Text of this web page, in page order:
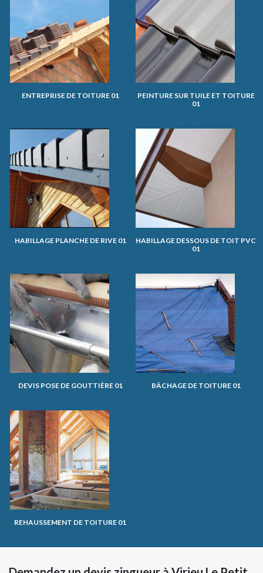
ENTREPRISE DE TOITURE 01
PEINTURE SUR TUILE ET TOITURE
01
HABILLAGE PLANCHE DE RIVE 01
HABILLAGE DESSOUS DE TOIT PVC
01
DEVIS POSE DE GOUTTIÈRE 01 BÂCHAGE DE TOITURE 01
REHAUSSEMENT DE TOITURE 01